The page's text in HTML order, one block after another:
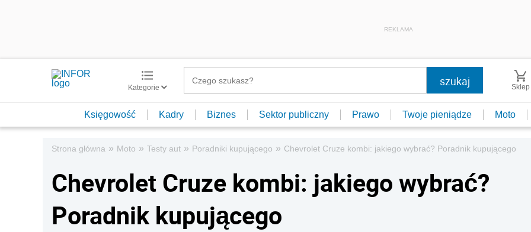
REKLAMA
Kategorie Sklep
Księgowość Kadry Biznes Sektor publiczny Prawo Twoje pieniądze Moto
Strona główna » Moto » Testy aut » Poradniki kupującego » Chevrolet Cruze kombi: jakiego wybrać? Poradnik kupującego
Chevrolet Cruze kombi: jakiego wybrać?
Poradnik kupującego